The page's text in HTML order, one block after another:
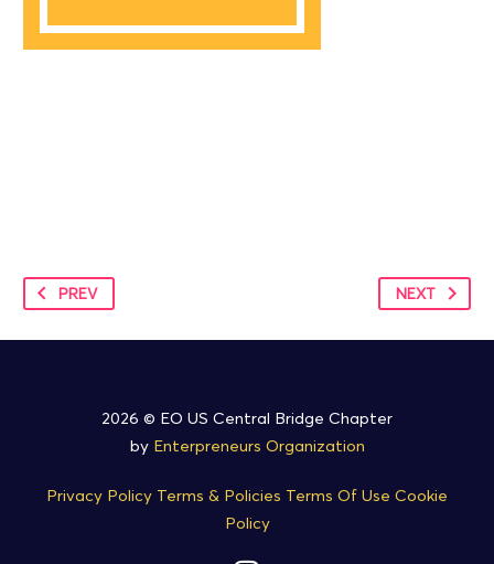
PREV NEXT
2026 © EO US Central Bridge Chapter
by Enterpreneurs Organization
Privacy Policy Terms & Policies Terms Of Use Cookie
Policy